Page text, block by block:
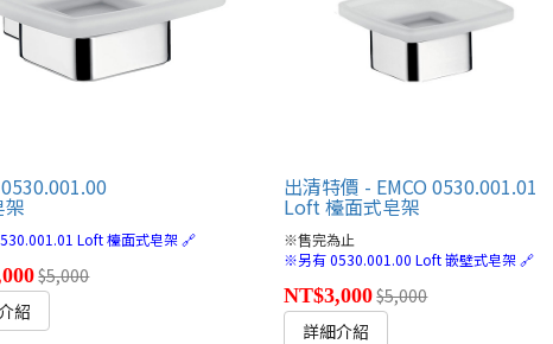
Loft 檯面式皂架 🔗
$5,000
紹
出清特價 - EMCO 0530.001.01
Loft 檯面式皂架
※售完為止
※另有 0530.001.00 Loft 嵌壁式皂架 🔗
NT$3,000$5,000
詳細介紹